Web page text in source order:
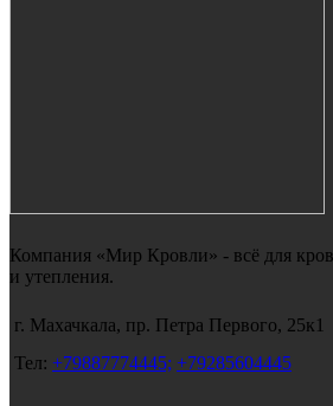
Компания «Мир Кровли» - всё для
и утепления.
г. Махачкала, пр. Петра Первого, 25к1
Тел: +79887774445; +79285604445